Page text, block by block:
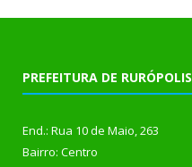
PREFEITURA DE RURÓPOLIS
End.: Rua 10 de Maio, 263
Bairro: Centro